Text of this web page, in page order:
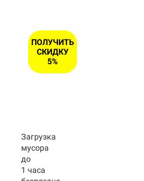
ПОЛУЧИТЬ
СКИДКУ
5%
Загрузка
мусора
до
1 часа